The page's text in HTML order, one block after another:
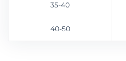
35-40
40-50